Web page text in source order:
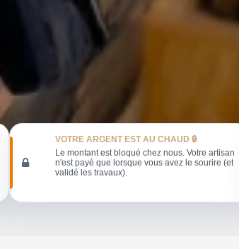
VOTRE ARGENT EST AU CHAUD 🔒
Le montant est bloqué chez nous. Votre artisan
n'est payé que lorsque vous avez le sourire (et
validé les travaux).